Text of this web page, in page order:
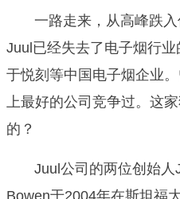
一路走来，从高峰跌
Juul已经失去了电子烟行
于悦刻等中国电子烟企业
上最好的公司竞争过。这
的？
Juul公司的两位创始
Bowen于2004年在斯坦福